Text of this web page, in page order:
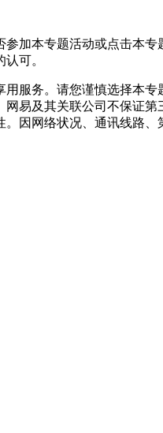
加本专题活动或点击本
可。
服务。请您谨慎选择本专
易及其关联公司不保证
因网络状况、通讯线路、